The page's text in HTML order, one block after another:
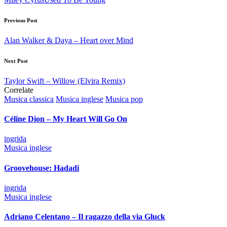
Post
navigation
Previous Post
Alan Walker & Daya – Heart over Mind
Next Post
Taylor Swift – Willow (Elvira Remix)
Correlate
Posted
Musica classica Musica inglese Musica pop
Céline Dion – My Heart Will Go On
Posted
by
ingrida
Posted
Musica inglese
Groovehouse: Hadadi
Posted
by
ingrida
Posted
Musica inglese
Adriano Celentano – Il ragazzo della via Gluck